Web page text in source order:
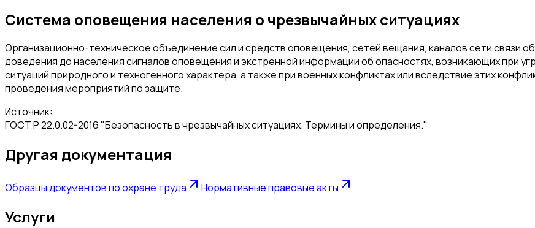
Система оповещения населения о чрезвычайных ситуациях
Организационно-техническое объединение сил и средств оповещения, сетей вещания, каналов сети связи
доведения до населения сигналов оповещения и экстренной информации об опасностях, возникающих при
ситуаций природного и техногенного характера, а также при военных конфликтах или вследствие этих
проведения мероприятий по защите.
Источник:
ГОСТ Р 22.0.02-2016 "Безопасность в чрезвычайных ситуациях. Термины и определения."
Другая документация
Образцы документов по охране труда Нормативные правовые акты
Услуги